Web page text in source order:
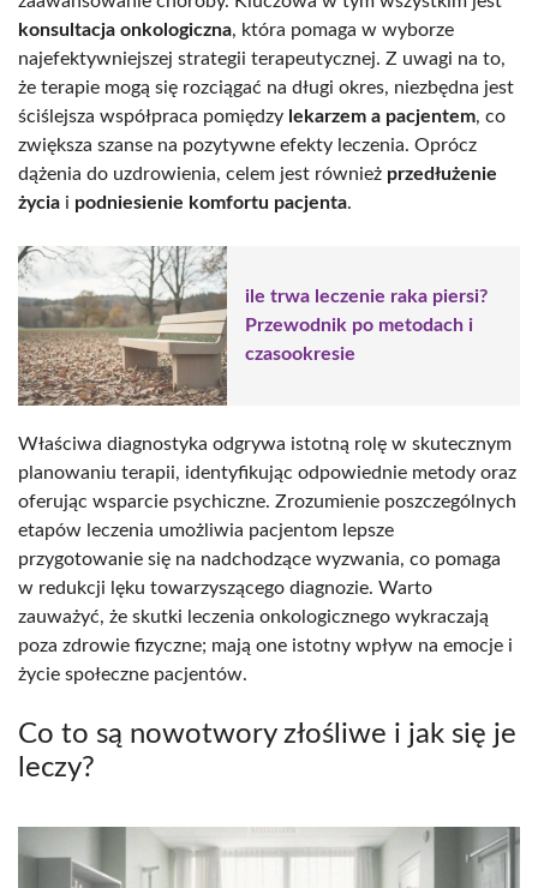
konsultacja onkologiczna, która pomaga w wyborze
najefektywniejszej strategii terapeutycznej. Z uwagi na to,
że terapie mogą się rozciągać na długi okres, niezbędna jest
ściślejsza współpraca pomiędzy lekarzem a pacjentem, co
zwiększa szanse na pozytywne efekty leczenia. Oprócz
dążenia do uzdrowienia, celem jest również przedłużenie
życia i podniesienie komfortu pacjenta.
ile trwa leczenie raka piersi?
Przewodnik po metodach i
czasookresie
Właściwa diagnostyka odgrywa istotną rolę w skutecznym
planowaniu terapii, identyfikując odpowiednie metody oraz
oferując wsparcie psychiczne. Zrozumienie poszczególnych
etapów leczenia umożliwia pacjentom lepsze
przygotowanie się na nadchodzące wyzwania, co pomaga
w redukcji lęku towarzyszącego diagnozie. Warto
zauważyć, że skutki leczenia onkologicznego wykraczają
poza zdrowie fizyczne; mają one istotny wpływ na emocje i
życie społeczne pacjentów.
Co to są nowotwory złośliwe i jak się je
leczy?